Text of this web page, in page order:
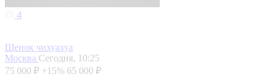
4
Щенок чихуахуа
Москва Сегодня, 10:25
75 000 ₽ +15% 65 000 ₽